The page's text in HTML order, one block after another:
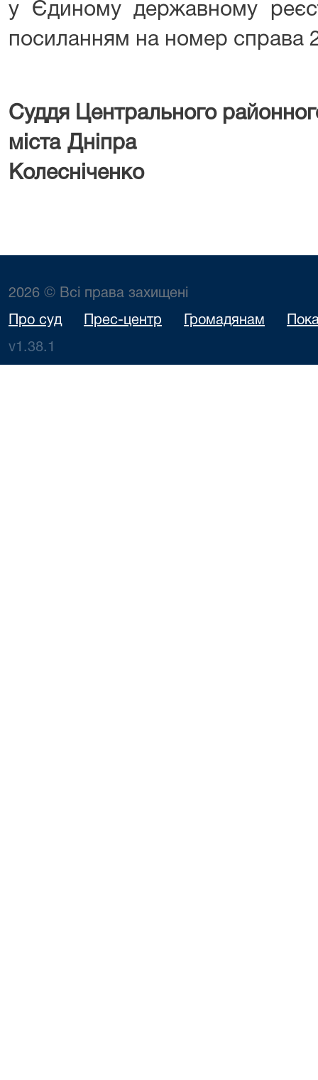
у Єдиному державному
посиланням на номер справа
Суддя Центрального
міста
Колесніченко
2026 © Всі права захищені
Про суд Прес-центр Громадянам
v1.38.1